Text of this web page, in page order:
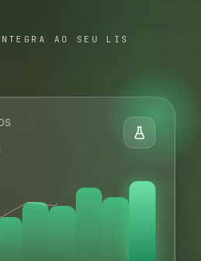
AO SEU LIS